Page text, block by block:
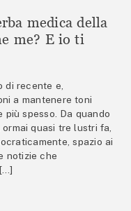
medica della
me? E io ti
di recente e,
a mantenere toni
più spesso. Da quando
quasi tre lustri fa,
spazio ai
notizie che